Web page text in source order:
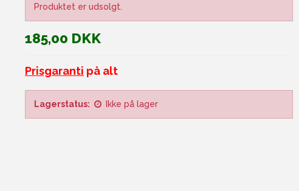
Produktet er udsolgt.
185,00 DKK
Prisgaranti på alt
Lagerstatus: Ikke på lager